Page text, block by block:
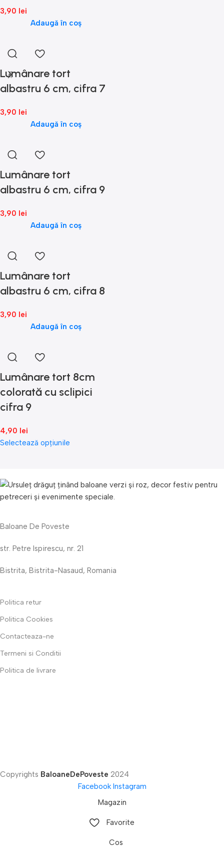
3,90 lei
Adaugă în coș
Lumânare tort
albastru 6 cm, cifra 7
3,90 lei
Adaugă în coș
Lumânare tort
albastru 6 cm, cifra 9
3,90 lei
Adaugă în coș
Lumânare tort
albastru 6 cm, cifra 8
3,90 lei
Adaugă în coș
Lumânare tort 8cm
colorată cu sclipici
cifra 9
4,90 lei
Selectează opțiunile
Baloane De Poveste
str. Petre Ispirescu, nr. 21
Bistrita, Bistrita-Nasaud, Romania
Politica retur
Politica Cookies
Contacteaza-ne
Termeni si Conditii
Politica de livrare
Copyrights BaloaneDePoveste 2024
Facebook Instagram
Magazin
Favorite
Cos